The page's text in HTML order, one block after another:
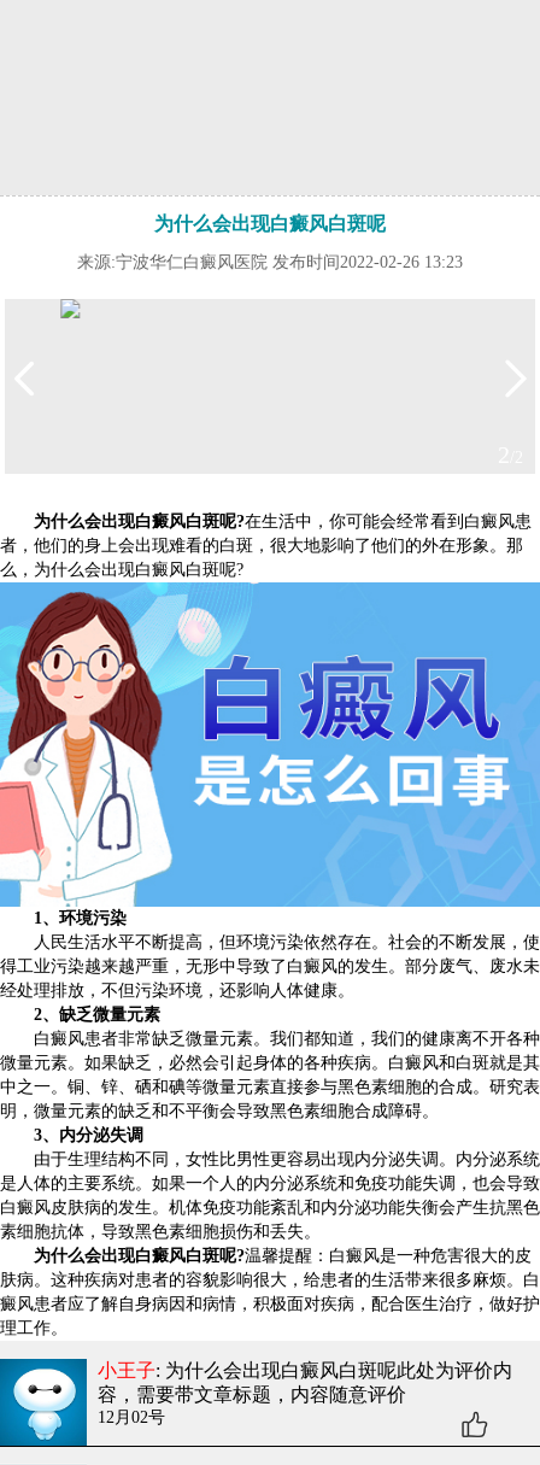
为什么会出现白癜风白斑呢
来源:宁波华仁白癜风医院 发布时间2022-02-26 13:23
为什么会出现白癜风白斑呢?在生活中，你可能会经常看到白癜风患
者，他们的身上会出现难看的白斑，很大地影响了他们的外在形象。那
么，为什么会出现白癜风白斑呢?
1、环境污染
人民生活水平不断提高，但环境污染依然存在。社会的不断发展，使
得工业污染越来越严重，无形中导致了白癜风的发生。部分废气、废水未
经处理排放，不但污染环境，还影响人体健康。
2、缺乏微量元素
白癜风患者非常缺乏微量元素。我们都知道，我们的健康离不开各种
微量元素。如果缺乏，必然会引起身体的各种疾病。白癜风和白斑就是其
中之一。铜、锌、硒和碘等微量元素直接参与黑色素细胞的合成。研究表
明，微量元素的缺乏和不平衡会导致黑色素细胞合成障碍。
3、内分泌失调
由于生理结构不同，女性比男性更容易出现内分泌失调。内分泌系统
是人体的主要系统。如果一个人的内分泌系统和免疫功能失调，也会导致
白癜风皮肤病的发生。机体免疫功能紊乱和内分泌功能失衡会产生抗黑色
素细胞抗体，导致黑色素细胞损伤和丢失。
为什么会出现白癜风白斑呢?温馨提醒：白癜风是一种危害很大的皮
肤病。这种疾病对患者的容貌影响很大，给患者的生活带来很多麻烦。白
癜风患者应了解自身病因和病情，积极面对疾病，配合医生治疗，做好护
理工作。
小王子: 为什么会出现白癜风白斑呢此处为评价内
容，需要带文章标题，内容随意评价
12月02号